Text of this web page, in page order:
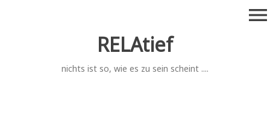
RELAtief
nichts ist so, wie es zu sein scheint ....
menu